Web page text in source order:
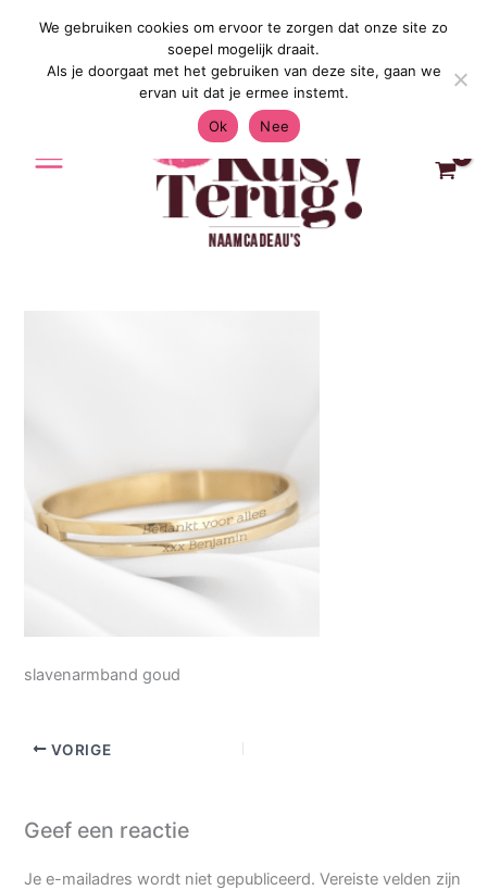
Gratis Verzending in Nederland &
slavenarmband goud
VORIGE
Geef een reactie
Je e-mailadres wordt niet gepubliceerd. Vereiste velden zijn
We gebruiken cookies om ervoor te zorgen dat onze site zo
soepel mogelijk draait.
Als je doorgaat met het gebruiken van deze site, gaan we
ervan uit dat je ermee instemt.
Ok
Nee